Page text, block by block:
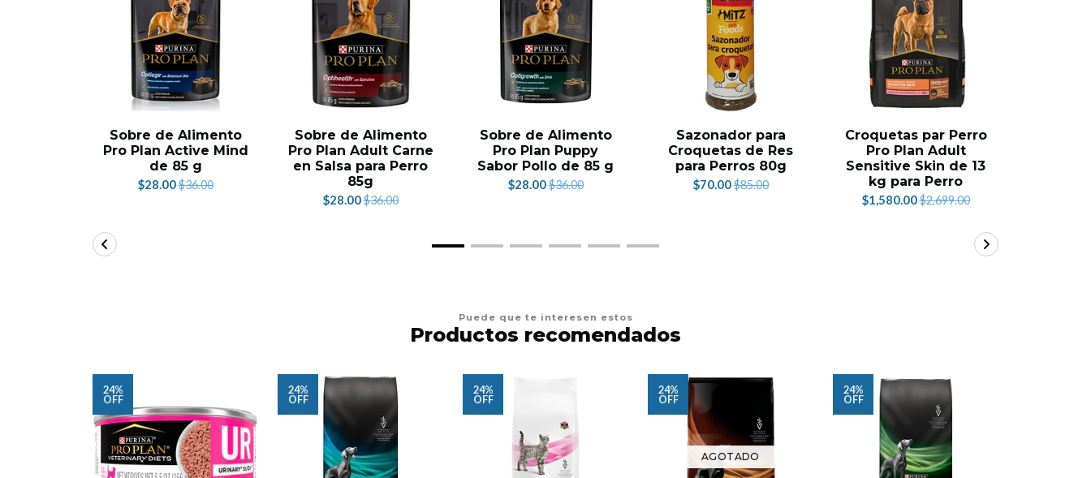
Sobre de Alimento
Pro Plan Active Mind
de 85 g
$28.00$36.00
Sobre de Alimento
Pro Plan Adult Carne
en Salsa para Perro
85g
$28.00$36.00
Sobre de Alimento
Pro Plan Puppy
Sabor Pollo de 85 g
$28.00$36.00
Sazonador para
Croquetas de Res
para Perros 80g
$70.00$85.00
Croquetas par Perro
Pro Plan Adult
Sensitive Skin de 13
kg para Perro
$1,580.00$2,699.00
Puede que te interesen estos
Productos recomendados
24%
OFF
24%
OFF
24%
OFF
24%
OFF
AGOTADO
24%
OFF